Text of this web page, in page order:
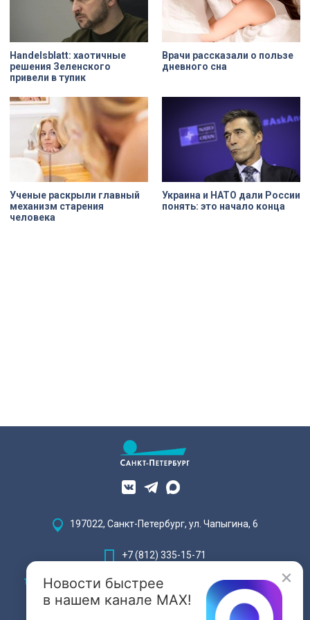
Handelsblatt: хаотичные
решения Зеленского
привели в тупик
Врачи рассказали о пользе
дневного сна
Ученые раскрыли главный
механизм старения
человека
Украина и НАТО дали России
понять: это начало конца
Новости быстрее
в нашем канале MAX!
197022, Санкт-Петербург, ул. Чапыгина, 6
+7 (812) 335-15-71
Внимание! Отдельные видеоматериалы, размещенные на настоящем
сайте, могут содержать информацию, предназначенную для лиц,
достигших 18 лет.